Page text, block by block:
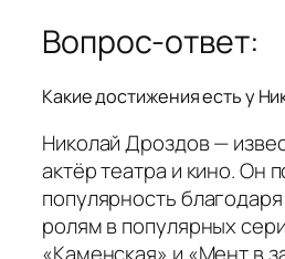
Вопрос-ответ:
Какие достижения есть у
Николай Дроздов —
актёр театра и кино. Он
популярность
ролям в популярных